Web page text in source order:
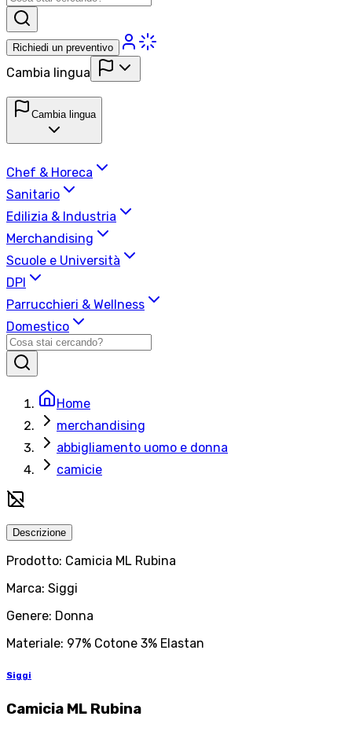
Richiedi un preventivo
Cambia lingua
Cambia lingua
Chef & Horeca
Sanitario
Edilizia & Industria
Merchandising
Scuole e Università
DPI
Parrucchieri & Wellness
Domestico
Home
merchandising
abbigliamento uomo e donna
camicie
Descrizione
Prodotto: Camicia ML Rubina
Marca: Siggi
Genere: Donna
Materiale: 97% Cotone 3% Elastan
Siggi
Camicia ML Rubina